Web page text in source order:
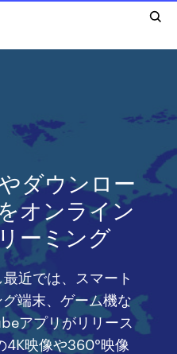
ダウンロー
オンライン
ーミング
近では、スマート
端末、ゲーム機な
アプリがリリース
4K映像や360°映像